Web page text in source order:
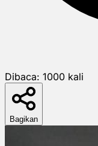
Dibaca: 1000 kali
Bagikan